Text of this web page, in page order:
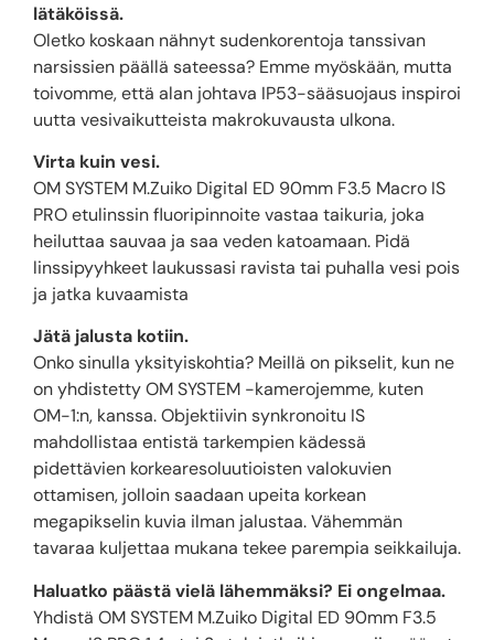
lätäköissä.
Oletko koskaan nähnyt sudenkorentoja tanssivan
narsissien päällä sateessa? Emme myöskään, mutta
toivomme, että alan johtava IP53-sääsuojaus inspiroi
uutta vesivaikutteista makrokuvausta ulkona.
Virta kuin vesi.
OM SYSTEM M.Zuiko Digital ED 90mm F3.5 Macro IS
PRO etulinssin fluoripinnoite vastaa taikuria, joka
heiluttaa sauvaa ja saa veden katoamaan. Pidä
linssipyyhkeet laukussasi ravista tai puhalla vesi pois
ja jatka kuvaamista
Jätä jalusta kotiin.
Onko sinulla yksityiskohtia? Meillä on pikselit, kun ne
on yhdistetty OM SYSTEM -kamerojemme, kuten
OM-1:n, kanssa. Objektiivin synkronoitu IS
mahdollistaa entistä tarkempien kädessä
pidettävien korkearesoluutioisten valokuvien
ottamisen, jolloin saadaan upeita korkean
megapikselin kuvia ilman jalustaa. Vähemmän
tavaraa kuljettaa mukana tekee parempia seikkailuja.
Haluatko päästä vielä lähemmäksi? Ei ongelmaa.
Yhdistä OM SYSTEM M.Zuiko Digital ED 90mm F3.5